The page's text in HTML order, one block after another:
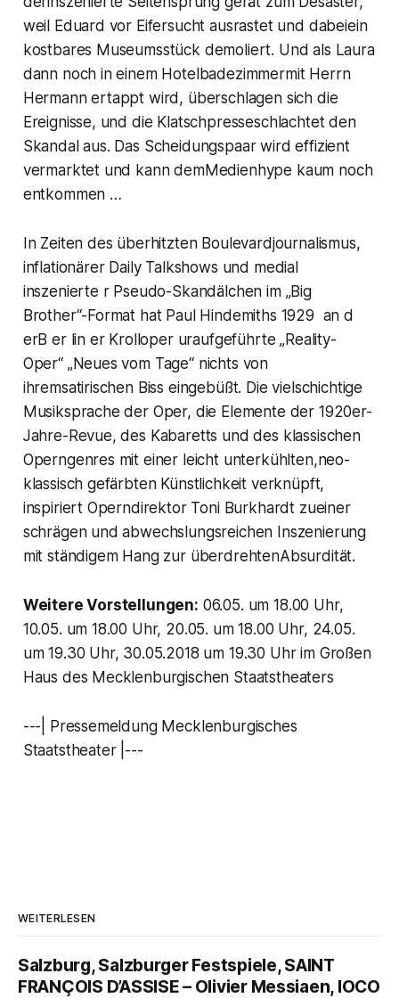
weil Eduard vor Eifersucht ausrastet und dabeiein
kostbares Museumsstück demoliert. Und als Laura
dann noch in einem Hotelbadezimmermit Herrn
Hermann ertappt wird, überschlagen sich die
Ereignisse, und die Klatschpresseschlachtet den
Skandal aus. Das Scheidungspaar wird effizient
vermarktet und kann demMedienhype kaum noch
entkommen …
In Zeiten des überhitzten Boulevardjournalismus,
inflationärer Daily Talkshows und medial
inszenierte r Pseudo-Skandälchen im „Big
Brother“-Format hat Paul Hindemiths 1929 an d
erB er lin er Krolloper uraufgeführte „Reality-
Oper“ „Neues vom Tage“ nichts von
ihremsatirischen Biss eingebüßt. Die vielschichtige
Musiksprache der Oper, die Elemente der 1920er-
Jahre-Revue, des Kabaretts und des klassischen
Operngenres mit einer leicht unterkühlten,neo-
klassisch gefärbten Künstlichkeit verknüpft,
inspiriert Operndirektor Toni Burkhardt zueiner
schrägen und abwechslungsreichen Inszenierung
mit ständigem Hang zur überdrehtenAbsurdität.
Weitere Vorstellungen: 06.05. um 18.00 Uhr,
10.05. um 18.00 Uhr, 20.05. um 18.00 Uhr, 24.05.
um 19.30 Uhr, 30.05.2018 um 19.30 Uhr im Großen
Haus des Mecklenburgischen Staatstheaters
---| Pressemeldung Mecklenburgisches
Staatstheater |---
WEITERLESEN
Salzburg, Salzburger Festspiele, SAINT
FRANÇOIS D’ASSISE – Olivier Messiaen, IOCO